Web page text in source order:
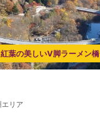
紅葉の美しいV脚ラーメン橋
リア